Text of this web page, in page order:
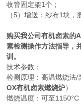
收管固定架1个；
（5）增送：纱布1块，
购买我公司有机卤素的
素检测操作方法指导，
训。
技术参数：
检测原理：高温燃烧法/
OX有机卤素燃烧炉）
燃烧温度：可至1150°C